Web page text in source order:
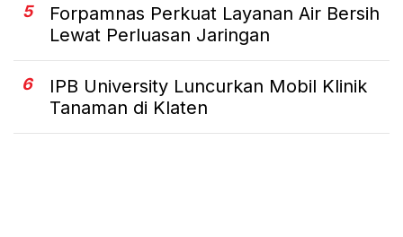
5
Forpamnas Perkuat Layanan Air Bersih
Lewat Perluasan Jaringan
6
IPB University Luncurkan Mobil Klinik
Tanaman di Klaten